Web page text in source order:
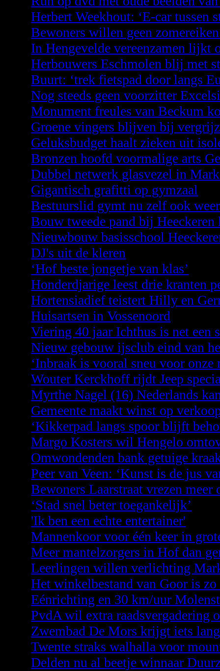
Herbert Weekhout: ‘E-car tussen
Bewoners willen geen
In Hengevelde vereenzamen lijkt
Herbouwers Eschmolen blij met
Buurt: ‘trek fietspad door langs
Nog steeds geen voorzitter
Monument freules van Beckum
Groene vingers blijven bij
Geluksbudget haalt zieken uit
Bronzen hoofd voormalige arts
Dubbel netwerk glasvezel in
Gigantisch grafitti op gymzaal
Bestuurslid gymt nu zelf ook weer
Bouw tweede pand bij Heeckeren
Nieuwbouw basisschool
DJ's uit de kleren
‘Hof beste jongetje van klas’
Honderdjarige leest drie kranten
Hortensiadief teistert Hilly en
Huisartsen in Vossenoord
Viering 40 jaar Ichthus is net een
Nieuw gebouw ijsclub eind van
‘Inbraak is vooral sneu voor onze
Wouter Kerckhoff rijdt Jeep
Myrthe Nagel (16) Nederlands
Gemeente maakt winst op
‘Kikkerpad langs spoor blijft
Margo Kosters wil Hengelo
Omwondenden bank getuige
Peer van Veen: ‘Kunst is de jus
Bewoners Laarstraat vrezen meer
‘Stad snel beter toegankelijk’
'Ik ben een echte entertainer'
Mannenkoor voor één keer in
Meer mantelzorgers in Hof dan
Leerlingen willen verlichting
Het winkelbestand van Goor is
Eénrichting en 30 km/uur
PvdA wil extra raadsvergadering
Zwembad De Mors krijgt iets
Twente straks walhalla voor
Delden nu al beetje winnaar